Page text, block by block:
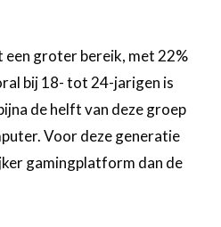
groter bereik, met 22%
bij 18- tot 24-jarigen is
de helft van deze groep
Voor deze generatie
gamingplatform dan de